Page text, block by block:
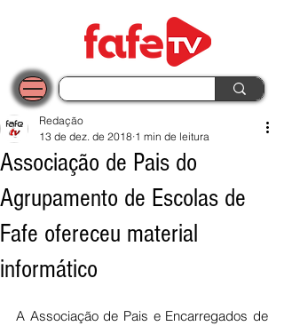
Associação de Pais do
Agrupamento de Escolas de
Fafe ofereceu material
informático
Redação
13 de dez. de 2018 1 min de leitura
A Associação de Pais e Encarregados de